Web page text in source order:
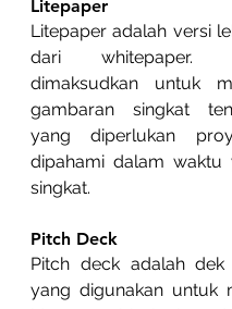
Litepaper
Litepaper adalah versi
dari
dimaksudkan untuk
gambaran singkat
yang diperlukan
dipahami dalam waktu
singkat.
Pitch Deck
Pitch deck adalah dek
yang digunakan untuk